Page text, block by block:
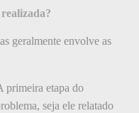
geralmente envolve as
primeira etapa do
seja ele relatado